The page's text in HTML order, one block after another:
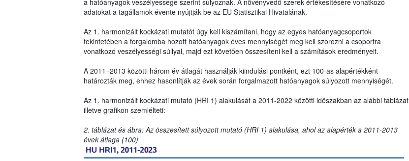
a hatóanyagok veszélyessége szerint súlyoznak. A növényvédő szerek értékesítésére vonatkozó
adatokat a tagállamok évente nyújtják be az EU Statisztikai Hivatalának.
Az 1. harmonizált kockázati mutatót úgy kell kiszámítani, hogy az egyes hatóanyagcsoportok
tekintetében a forgalomba hozott hatóanyagok éves mennyiségét meg kell szorozni a csoportra
vonatkozó veszélyességi súllyal, majd ezt követően összesíteni kell a számítások eredményeit.
A 2011–2013 közötti három év átlagát használják kiindulási pontként, ezt 100-as alapértékként
határozták meg, ehhez hasonlítják az évek során forgalmazott hatóanyagok súlyozott mennyiségét.
Az 1. harmonizált kockázati mutató (HRI 1) alakulását a 2011-2022 közötti időszakban az alábbi táblázat
illetve grafikon szemlélteti:
2. táblázat és ábra: Az összesített súlyozott mutató (HRI 1) alakulása, ahol az alapérték a 2011-2013
évek átlaga (100)